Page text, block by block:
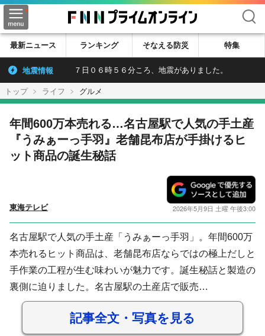
検索
最新ニュース ランキング そなえる防災 特集
地震情報 ７日０６時５６分ころ、地震がありました。
トップ ライフ グルメ
年間600万本売れる…名古屋駅で人気の手土産
『うみぁーっ手羽』老舗昆布店が手掛けるヒ
ット商品の誕生秘話
東海テレビ 2026年5月9日 土曜 午後3:00
名古屋駅で人気の手土産「うみぁーっ手羽」。年間600万
本売れるヒット商品は、老舗昆布店ならではの極上だしと
手作業の工程が生む味わいが魅力です。誕生秘話と製造の
裏側に迫りました。名古屋駅の土産店で販売…
記事全文・写真を見る